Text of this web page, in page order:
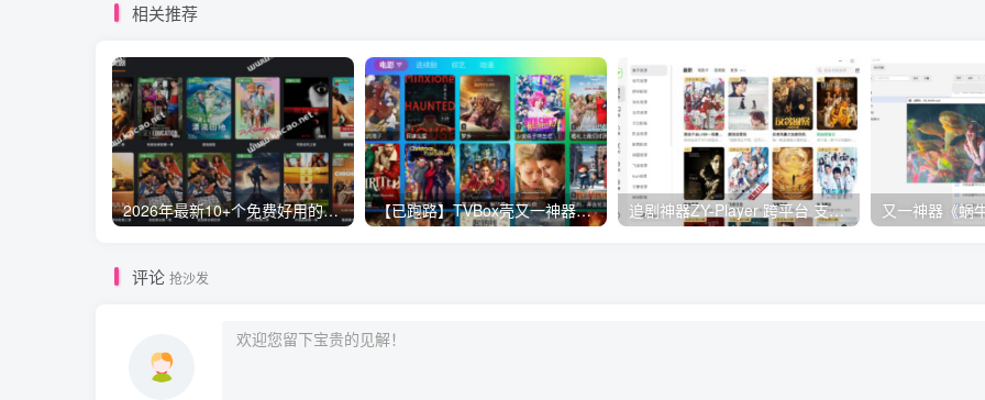
相关推荐
2026年最新10+个免费好用的视频电影网站-免VIP一网打尽，持续更新 【已跑路】TVBox壳又一神器《龙门影视》v2.6.0 安卓+电视盒子 内置源 兼容老旧机型 追剧神器ZY-Player 跨平台 支持直播电视 支持无广告追剧 支持Windows、Mac、Linux附源
评论 抢沙发